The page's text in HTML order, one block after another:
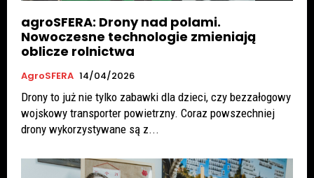
agroSFERA: Drony nad polami.
Nowoczesne technologie zmieniają
oblicze rolnictwa
AgroSFERA 14/04/2026
Drony to już nie tylko zabawki dla dzieci, czy bezzałogowy
wojskowy transporter powietrzny. Coraz powszechniej
drony wykorzystywane są z...